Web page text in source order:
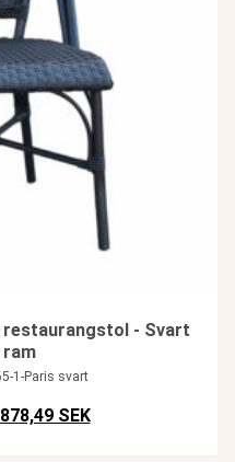
- Svart
1-Paris svart
Det ursprungliga priset var:
878,49 SEKDet nuvarande